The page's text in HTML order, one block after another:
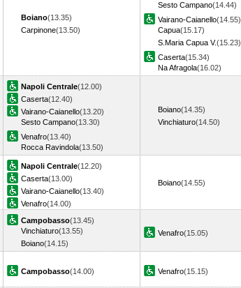
Boiano(13.35)
Carpinone(13.50)
Sesto Campano(14.44)
Vairano-Caianello(14.55)
Capua(15.17)
S.Maria Capua V.(15.23)
Caserta(15.34)
Na Afragola(16.02)
Napoli Centrale(12.00)
Caserta(12.40)
Vairano-Caianello(13.20)
Sesto Campano(13.30)
Venafro(13.40)
Rocca Ravindola(13.50)
Boiano(14.35)
Vinchiaturo(14.50)
Napoli Centrale(12.20)
Caserta(13.00)
Vairano-Caianello(13.40)
Venafro(14.00)
Boiano(14.55)
Campobasso(13.45)
Vinchiaturo(13.55)
Boiano(14.15)
Venafro(15.05)
Campobasso(14.00) Venafro(15.15)